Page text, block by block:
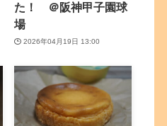
た！ ＠阪神甲子園球
場
2026年04月19日 13:00